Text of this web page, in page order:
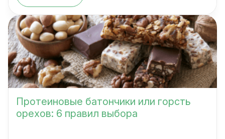
Протеиновые батончики или горсть
орехов: 6 правил выбора